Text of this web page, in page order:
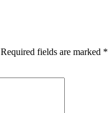
Required fields are marked *